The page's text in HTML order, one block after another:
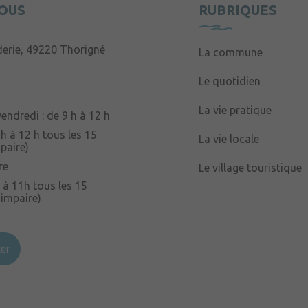
49220 Thorigné
: de 9 h à 12 h
à 12 h tous les 15
à 11h tous les 15
RUBRIQUES
La commune
Le quotidien
La vie pratique
La vie locale
Le village touristique